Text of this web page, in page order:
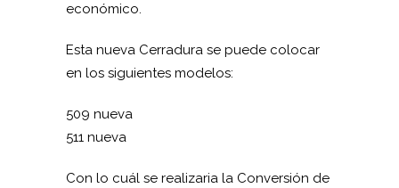
económico.
Esta nueva Cerradura se puede colocar
en los siguientes modelos:
509 nueva
511 nueva
Con lo cuál se realizaria la Conversión de